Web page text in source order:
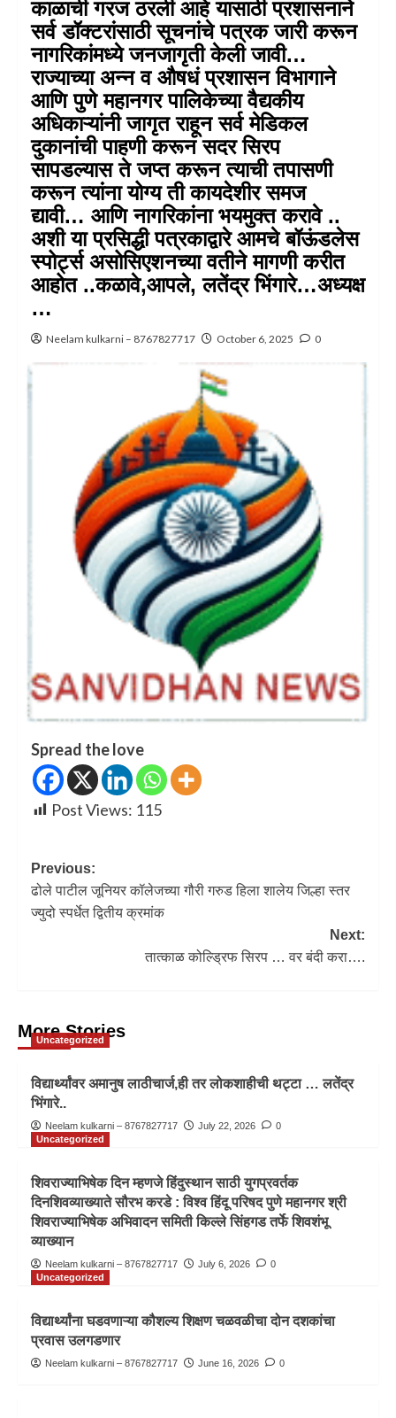
काळाची गरज ठरली आहे यासाठी प्रशासनाने
सर्व डॉक्टरांसाठी सूचनांचे पत्रक जारी करून
नागरिकांमध्ये जनजागृती केली जावी…
राज्याच्या अन्न व औषधं प्रशासन विभागाने
आणि पुणे महानगर पालिकेच्या वैद्यकीय
अधिकाऱ्यांनी जागृत राहून सर्व मेडिकल
दुकानांची पाहणी करून सदर सिरप
सापडल्यास ते जप्त करून त्याची तपासणी
करून त्यांना योग्य ती कायदेशीर समज
द्यावी… आणि नागरिकांना भयमुक्त करावे ..
अशी या प्रसिद्धी पत्रकाद्वारे आमचे बॉऊंडलेस
स्पोर्ट्स असोसिएशनच्या वतीने मागणी करीत
आहोत ..कळावे,आपले, लतेंद्र भिंगारे…अध्यक्ष
…
Neelam kulkarni – 8767827717 October 6, 2025 0
Spread the love
Post Views: 115
Previous:
ढोले पाटील जूनियर कॉलेजच्या गौरी गरुड हिला शालेय जिल्हा स्तर
ज्युदो स्पर्धेत द्वितीय क्रमांक
Next:
तात्काळ कोल्ड्रिफ सिरप … वर बंदी करा….
More Stories
Uncategorized
विद्यार्थ्यांवर अमानुष लाठीचार्ज,ही तर लोकशाहीची थट्टा … लतेंद्र
भिंगारे..
Neelam kulkarni – 8767827717 July 22, 2026
0
Uncategorized
शिवराज्याभिषेक दिन म्हणजे हिंदुस्थान साठी युगप्रवर्तक
दिनशिवव्याख्याते सौरभ करडे : विश्व हिंदू परिषद पुणे महानगर श्री
शिवराज्याभिषेक अभिवादन समिती किल्ले सिंहगड तर्फे शिवशंभू
व्याख्यान
Neelam kulkarni – 8767827717 July 6, 2026
0
Uncategorized
विद्यार्थ्यांना घडवणाऱ्या कौशल्य शिक्षण चळवळीचा दोन दशकांचा
प्रवास उलगडणार
Neelam kulkarni – 8767827717 June 16, 2026 0